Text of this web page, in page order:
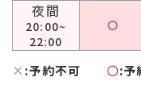
夜間
20:00~
22:00
〇
× :予約不可 〇:予